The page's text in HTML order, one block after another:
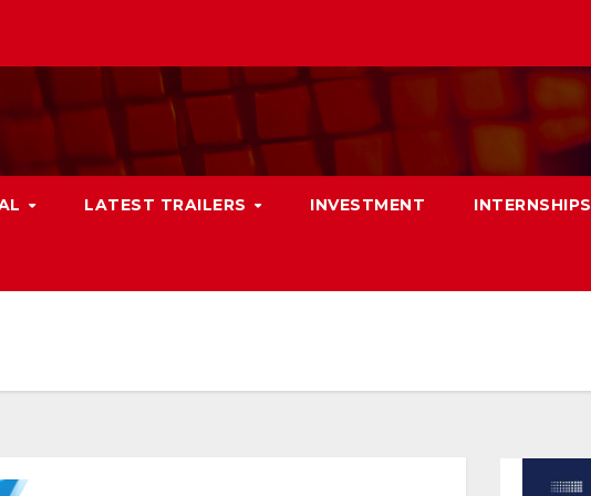
LATEST TRAILERS INVESTMENT INTERNSHIPS